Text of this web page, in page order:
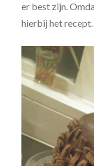
er best zijn.
hierbij het recept.